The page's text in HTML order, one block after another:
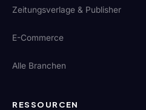
Zeitungsverlage & Publisher
E-Commerce
Alle Branchen
RESSOURCEN